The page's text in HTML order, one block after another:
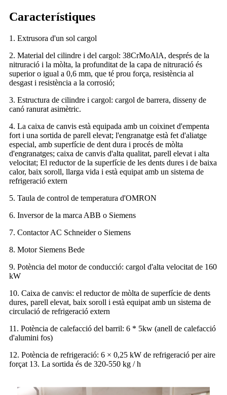
Característiques
1. Extrusora d'un sol cargol
2. Material del cilindre i del cargol: 38CrMoAlA, després de la
nitruració i la mòlta, la profunditat de la capa de nitruració és
superior o igual a 0,6 mm, que té prou força, resistència al
desgast i resistència a la corrosió;
3. Estructura de cilindre i cargol: cargol de barrera, disseny de
canó ranurat asimètric.
4. La caixa de canvis està equipada amb un coixinet d'empenta
fort i una sortida de parell elevat; l'engranatge està fet d'aliatge
especial, amb superfície de dent dura i procés de mòlta
d'engranatges; caixa de canvis d'alta qualitat, parell elevat i alta
velocitat; El reductor de la superfície de les dents dures i de baixa
calor, baix soroll, llarga vida i està equipat amb un sistema de
refrigeració extern
5. Taula de control de temperatura d'OMRON
6. Inversor de la marca ABB o Siemens
7. Contactor AC Schneider o Siemens
8. Motor Siemens Bede
9. Potència del motor de conducció: cargol d'alta velocitat de 160
kW
10. Caixa de canvis: el reductor de mòlta de superfície de dents
dures, parell elevat, baix soroll i està equipat amb un sistema de
circulació de refrigeració extern
11. Potència de calefacció del barril: 6 * 5kw (anell de calefacció
d'alumini fos)
12. Potència de refrigeració: 6 × 0,25 kW de refrigeració per aire
forçat 13. La sortida és de 320-550 kg / h